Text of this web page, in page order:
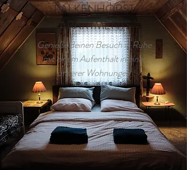
FALKENHORST
APARTMENTS
Genieße deinen Besuch in Ruhe
mit einem Aufenthalt in einer
unserer Wohnungen